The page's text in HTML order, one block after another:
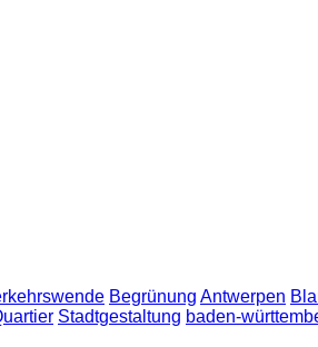
Begrünung Antwerpen
Stadtgestaltung baden-